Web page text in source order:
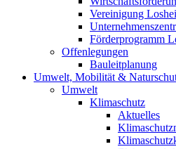
Vereinigung
Förderprogramm
Offenlegungen
Bauleitplanung
Umwelt, Mobilität &
Umwelt
Klimaschutz
Aktuelles